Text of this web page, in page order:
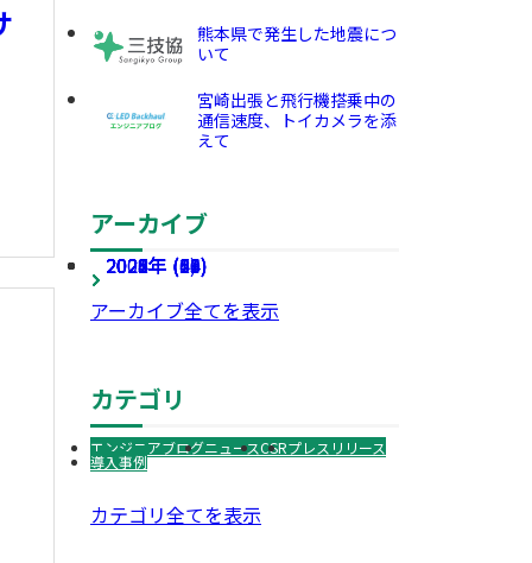
熊本県で発生した地震につ
いて
宮崎出張と飛行機搭乗中の
通信速度、トイカメラを添
えて
アーカイブ
2026年 (40)
2025年 (54)
2024年 (63)
2023年 (51)
2022年 (24)
2021年 (16)
2008年 (1)
アーカイブ全てを表示
カテゴリ
エンジニアブログニュースCSRプレスリリース
導入事例
カテゴリ全てを表示